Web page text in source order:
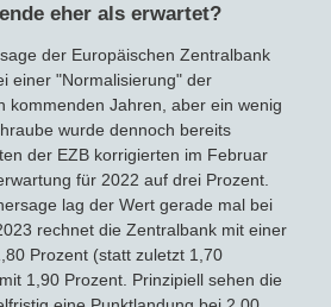
eher als erwartet?
der Europäischen Zentralbank
einer "Normalisierung" der
kommenden Jahren, aber ein wenig
wurde dennoch bereits
der EZB korrigierten im Februar
für 2022 auf drei Prozent.
lag der Wert gerade mal bei
rechnet die Zentralbank mit einer
Prozent (statt zuletzt 1,70
1,90 Prozent. Prinzipiell sehen die